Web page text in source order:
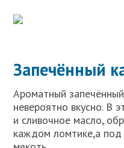
Запечённый
Ароматный
невероятно вкусно. В
и сливочное масло,
каждом ломтике,а под